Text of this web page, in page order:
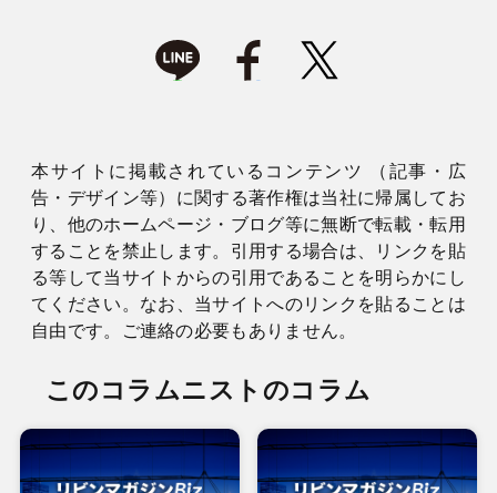
本サイトに掲載されているコンテンツ （記事・広
告・デザイン等）に関する著作権は当社に帰属してお
り、他のホームページ・ブログ等に無断で転載・転用
することを禁止します。引用する場合は、リンクを貼
る等して当サイトからの引用であることを明らかにし
てください。なお、当サイトへのリンクを貼ることは
自由です。ご連絡の必要もありません。
このコラムニストのコラム